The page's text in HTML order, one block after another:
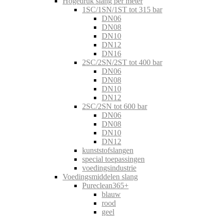
1SC/1SN/1ST tot 315 bar
DN06
DN08
DN10
DN12
DN16
2SC/2SN/2ST tot 400 bar
DN06
DN08
DN10
DN12
2SC/2SN tot 600 bar
DN06
DN08
DN10
DN12
kunststofslangen
special toepassingen
voedingsindustrie
Voedingsmiddelen slang
Pureclean365+
blauw
rood
geel